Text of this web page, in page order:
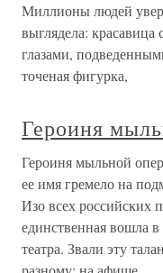
Миллионы людей
выглядела:
глазами,
точеная фигурка,
Героиня
Героиня мыльной
ее имя гремело на
Изо всех российских
единственная вошла
театра. Звали эту